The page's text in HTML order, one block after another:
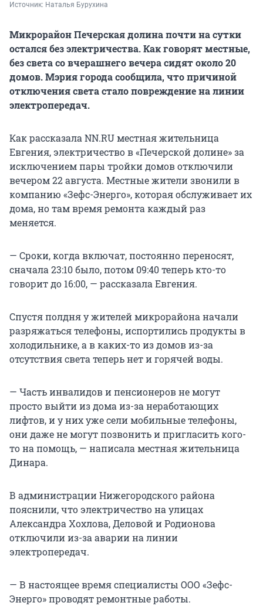
Источник: Наталья Бурухина
Микрорайон Печерская долина почти на сутки
остался без электричества. Как говорят местные,
без света со вчерашнего вечера сидят около 20
домов. Мэрия города сообщила, что причиной
отключения света стало повреждение на линии
электропередач.
Как рассказала NN.RU местная жительница
Евгения, электричество в «Печерской долине» за
исключением пары тройки домов отключили
вечером 22 августа. Местные жители звонили в
компанию «Зефс-Энерго», которая обслуживает их
дома, но там время ремонта каждый раз
меняется.
— Сроки, когда включат, постоянно переносят,
сначала 23:10 было, потом 09:40 теперь кто-то
говорит до 16:00, — рассказала Евгения.
Спустя полдня у жителей микрорайона начали
разряжаться телефоны, испортились продукты в
холодильнике, а в каких-то из домов из-за
отсутствия света теперь нет и горячей воды.
— Часть инвалидов и пенсионеров не могут
просто выйти из дома из-за неработающих
лифтов, и у них уже сели мобильные телефоны,
они даже не могут позвонить и пригласить кого-
то на помощь, — написала местная жительница
Динара.
В администрации Нижегородского района
пояснили, что электричество на улицах
Александра Хохлова, Деловой и Родионова
отключили из-за аварии на линии
электропередач.
— В настоящее время специалисты ООО «Зефс-
Энерго» проводят ремонтные работы.